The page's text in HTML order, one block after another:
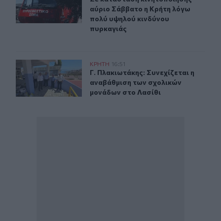
αύριο Σάββατο η Κρήτη λόγω
πολύ υψηλού κινδύνου
πυρκαγιάς
Γ. Πλακιωτάκης: Συνεχίζεται η αναβάθμιση των
ΚΡΗΤΗ 16:51
Γ. Πλακιωτάκης: Συνεχίζεται η
Γ. Πλακιωτάκης: Συνεχίζεται η
αναβάθμιση των σχολικών
μονάδων στο Λασίθι